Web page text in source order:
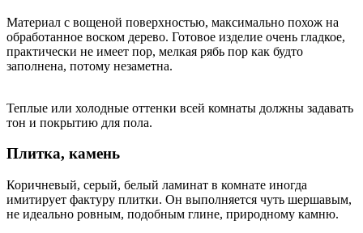
Материал с вощеной поверхностью, максимально похож на
обработанное воском дерево. Готовое изделие очень гладкое,
практически не имеет пор, мелкая рябь пор как будто
заполнена, потому незаметна.
Теплые или холодные оттенки всей комнаты должны задавать
тон и покрытию для пола.
Плитка, камень
Коричневый, серый, белый ламинат в комнате иногда
имитирует фактуру плитки. Он выполняется чуть шершавым,
не идеально ровным, подобным глине, природному камню.